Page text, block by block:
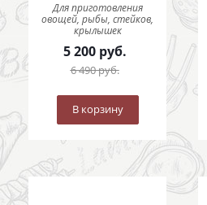
Для приготовления
овощей, рыбы, стейков,
крылышек
5 200руб.
6 490руб.
В корзину